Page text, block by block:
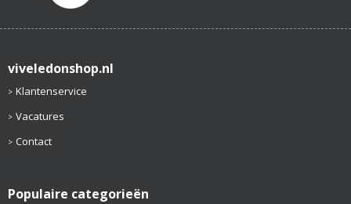
viveledonshop.nl
Klantenservice
Vacatures
Contact
Populaire categorieën